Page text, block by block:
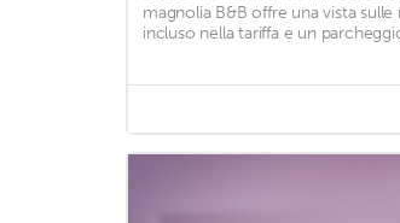
magnolia B&B offre una vista sulle
incluso nella tariffa e un